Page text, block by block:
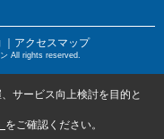
｜アクセスマップ
All rights reserved.
サービス向上検討を目的と
をご確認ください。